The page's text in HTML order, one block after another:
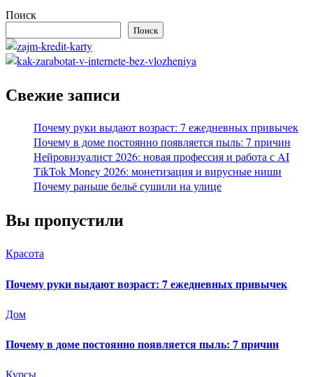
Поиск
Поиск
Свежие записи
Почему руки выдают возраст: 7 ежедневных привычек
Почему в доме постоянно появляется пыль: 7 причин
Нейровизуалист 2026: новая профессия и работа с AI
TikTok Money 2026: монетизация и вирусные ниши
Почему раньше бельё сушили на улице
Вы пропустили
Красота
Почему руки выдают возраст: 7 ежедневных привычек
Дом
Почему в доме постоянно появляется пыль: 7 причин
Курсы